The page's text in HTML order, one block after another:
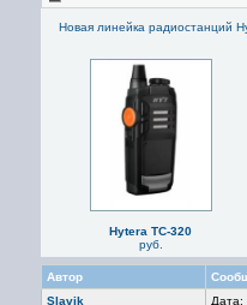
Новая линейка радиостанций
Hytera TC-320
руб.
Автор
Slavik
Дата: